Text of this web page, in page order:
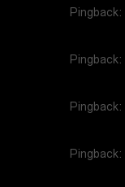
Pingback:
Pingback:
Pingback:
Pingback: